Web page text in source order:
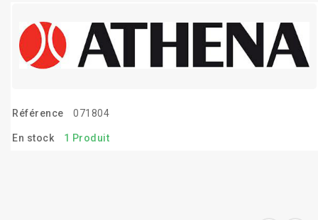
Référence 071804
En stock 1 Produit